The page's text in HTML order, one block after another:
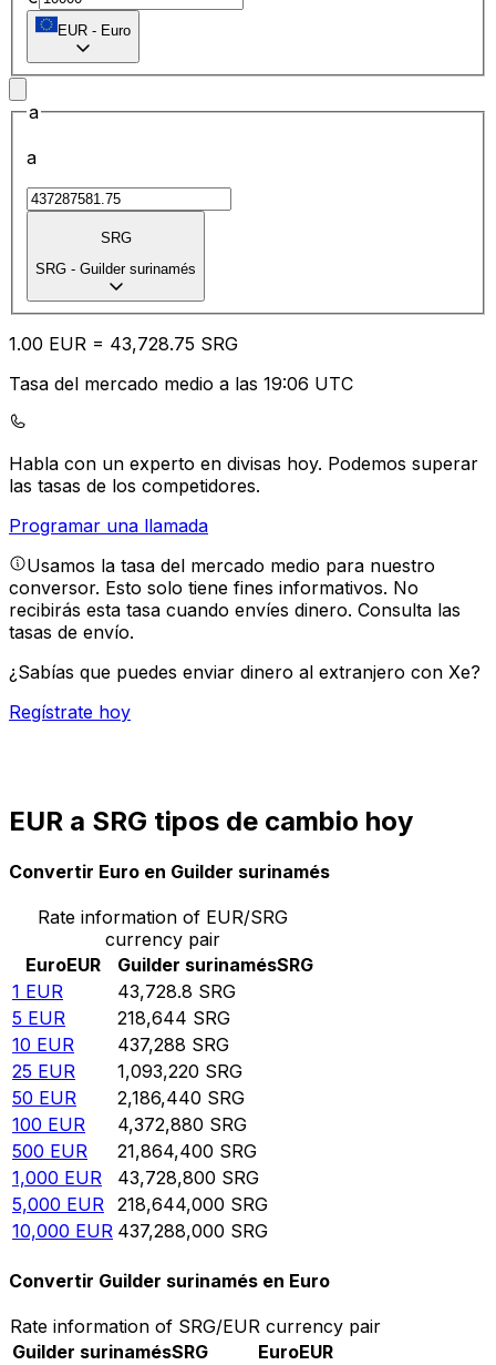
EUR - Euro
a
a
SRG
SRG - Guilder surinamés
1.00 EUR = 43,728.75 SRG
Tasa del mercado medio a las 19:06 UTC
Habla con un experto en divisas hoy. Podemos superar
las tasas de los competidores.
Programar una llamada
Usamos la tasa del mercado medio para nuestro
conversor. Esto solo tiene fines informativos. No
recibirás esta tasa cuando envíes dinero. Consulta las
tasas de envío.
¿Sabías que puedes enviar dinero al extranjero con Xe?
Regístrate hoy
EUR a SRG tipos de cambio hoy
Convertir Euro en Guilder surinamés
Rate information of EUR/SRG
currency pair
EuroEUR Guilder surinamésSRG
1 EUR 43,728.8 SRG
5 EUR 218,644 SRG
10 EUR 437,288 SRG
25 EUR 1,093,220 SRG
50 EUR 2,186,440 SRG
100 EUR 4,372,880 SRG
500 EUR 21,864,400 SRG
1,000 EUR 43,728,800 SRG
5,000 EUR 218,644,000 SRG
10,000 EUR 437,288,000 SRG
Convertir Guilder surinamés en Euro
Rate information of SRG/EUR currency pair
Guilder surinamésSRG EuroEUR